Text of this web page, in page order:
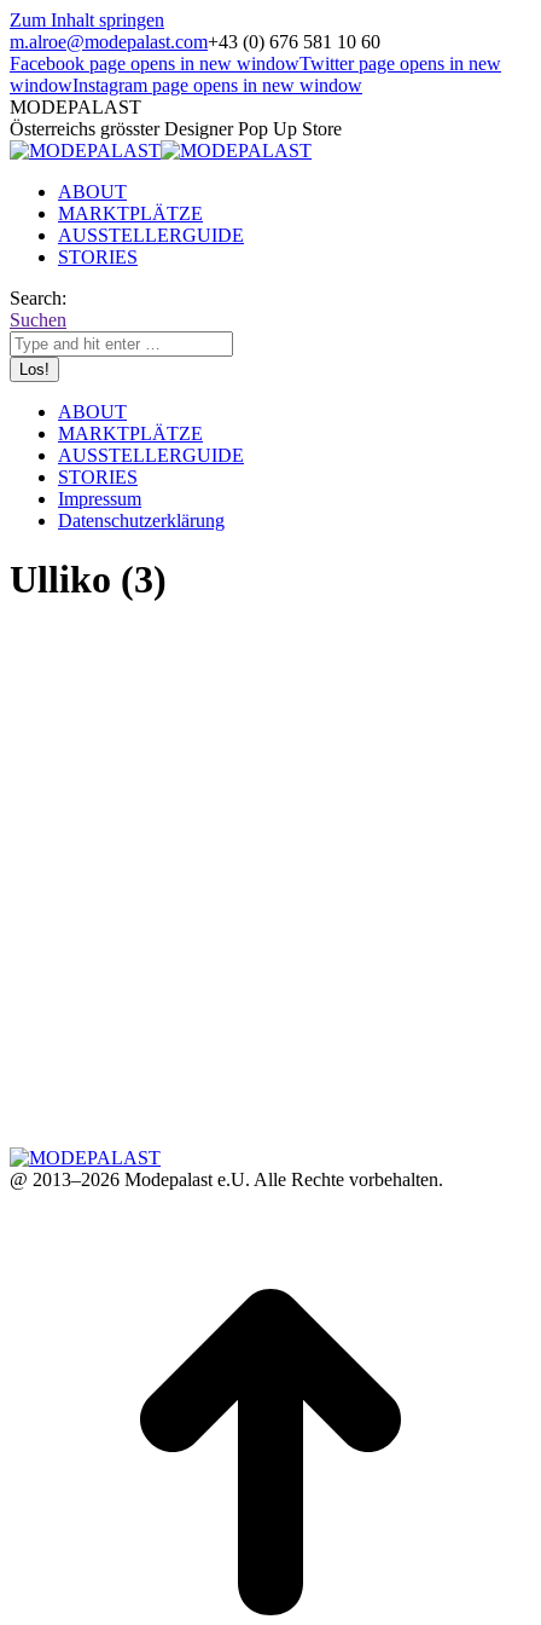
Zum Inhalt springen
m.alroe@modepalast.com+43 (0) 676 581 10 60
Facebook page opens in new windowTwitter page opens in new
windowInstagram page opens in new window
MODEPALAST
Österreichs grösster Designer Pop Up Store
ABOUT
MARKTPLÄTZE
AUSSTELLERGUIDE
STORIES
Search:
Suchen
ABOUT
MARKTPLÄTZE
AUSSTELLERGUIDE
STORIES
Impressum
Datenschutzerklärung
Ulliko (3)
@ 2013–2026 Modepalast e.U. Alle Rechte vorbehalten.